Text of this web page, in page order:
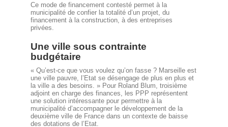
Ce mode de financement contesté permet à la
municipalité de confier la totalité d’un projet, du
financement à la construction, à des entreprises
privées.
Une ville sous contrainte
budgétaire
« Qu’est-ce que vous voulez qu’on fasse ? Marseille est
une ville pauvre, l’Etat se désengage de plus en plus et
la ville a des besoins. » Pour Roland Blum, troisième
adjoint en charge des finances, les PPP représentent
une solution intéressante pour permettre à la
municipalité d’accompagner le développement de la
deuxième ville de France dans un contexte de baisse
des dotations de l’Etat.